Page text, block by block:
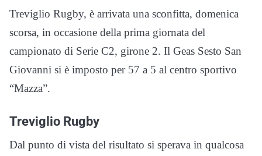
Treviglio Rugby, è arrivata una sconfitta, domenica
scorsa, in occasione della prima giornata del
campionato di Serie C2, girone 2. Il Geas Sesto San
Giovanni si è imposto per 57 a 5 al centro sportivo
“Mazza”.
Treviglio Rugby
Dal punto di vista del risultato si sperava in qualcosa